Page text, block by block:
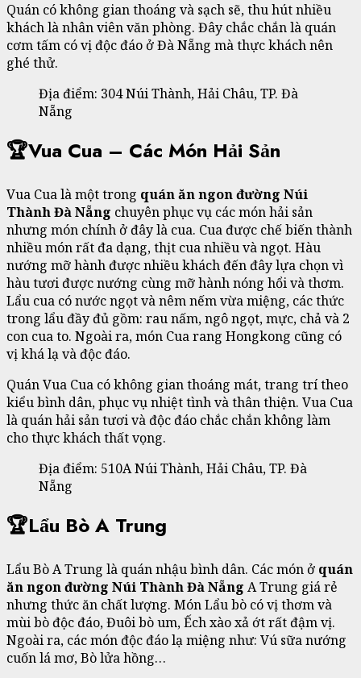
Quán có không gian thoáng và sạch sẽ, thu hút nhiều
khách là nhân viên văn phòng. Đây chắc chắn là quán
cơm tấm có vị độc đáo ở Đà Nẵng mà thực khách nên
ghé thử.
Địa điểm: 304 Núi Thành, Hải Châu, TP. Đà
Nẵng
🏆Vua Cua – Các Món Hải Sản
Vua Cua là một trong quán ăn ngon đường Núi
Thành Đà Nẵng chuyên phục vụ các món hải sản
nhưng món chính ở đây là cua. Cua được chế biến thành
nhiều món rất đa dạng, thịt cua nhiều và ngọt. Hàu
nướng mỡ hành được nhiều khách đến đây lựa chọn vì
hàu tươi được nướng cùng mỡ hành nóng hổi và thơm.
Lẩu cua có nước ngọt và nêm nếm vừa miệng, các thức
trong lẩu đầy đủ gồm: rau nấm, ngô ngọt, mực, chả và 2
con cua to. Ngoài ra, món Cua rang Hongkong cũng có
vị khá lạ và độc đáo.
Quán Vua Cua có không gian thoáng mát, trang trí theo
kiểu bình dân, phục vụ nhiệt tình và thân thiện. Vua Cua
là quán hải sản tươi và độc đáo chắc chắn không làm
cho thực khách thất vọng.
Địa điểm: 510A Núi Thành, Hải Châu, TP. Đà
Nẵng
🏆Lẩu Bò A Trung
Lẩu Bò A Trung là quán nhậu bình dân. Các món ở quán
ăn ngon đường Núi Thành Đà Nẵng A Trung giá rẻ
nhưng thức ăn chất lượng. Món Lẩu bò có vị thơm và
mùi bò độc đáo, Đuôi bò um, Ếch xào xả ớt rất đậm vị.
Ngoài ra, các món độc đáo lạ miệng như: Vú sữa nướng
cuốn lá mơ, Bò lửa hồng…